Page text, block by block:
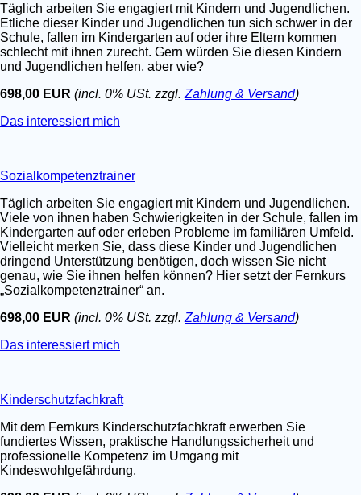
Täglich arbeiten Sie engagiert mit Kindern und Jugendlichen.
Etliche dieser Kinder und Jugendlichen tun sich schwer in der
Schule, fallen im Kindergarten auf oder ihre Eltern kommen
schlecht mit ihnen zurecht. Gern würden Sie diesen Kindern
und Jugendlichen helfen, aber wie?
698,00 EUR (incl. 0% USt. zzgl. Zahlung & Versand)
Das interessiert mich
Sozialkompetenztrainer
Täglich arbeiten Sie engagiert mit Kindern und Jugendlichen.
Viele von ihnen haben Schwierigkeiten in der Schule, fallen im
Kindergarten auf oder erleben Probleme im familiären Umfeld.
Vielleicht merken Sie, dass diese Kinder und Jugendlichen
dringend Unterstützung benötigen, doch wissen Sie nicht
genau, wie Sie ihnen helfen können? Hier setzt der Fernkurs
„Sozialkompetenztrainer“ an.
698,00 EUR (incl. 0% USt. zzgl. Zahlung & Versand)
Das interessiert mich
Kinderschutzfachkraft
Mit dem Fernkurs Kinderschutzfachkraft erwerben Sie
fundiertes Wissen, praktische Handlungssicherheit und
professionelle Kompetenz im Umgang mit
Kindeswohlgefährdung.